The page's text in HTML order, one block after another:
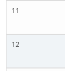
11
12